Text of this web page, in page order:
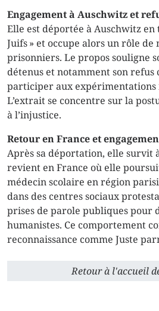
Engagement à Auschwitz et
Elle est déportée à Auschwitz en
Juifs » et occupe alors un rôle de
prisonniers. Le propos souligne
détenus et notamment son refus
participer aux expérimentations
L’extrait se concentre sur la
à l’injustice.
Retour en France et
Après sa déportation, elle survit
revient en France où elle
médecin scolaire en région
dans des centres sociaux
prises de parole publiques pour
humanistes. Ce comportement
reconnaissance comme Juste
Retour à l'accueil